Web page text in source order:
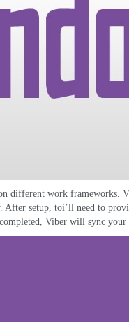
different work frameworks.
. After setup, toi’ll need to
, Viber will sync your